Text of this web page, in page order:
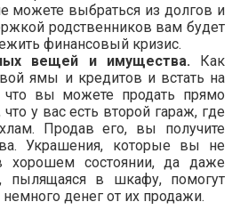
можете выбраться из долгов и
родственников вам будет
финансовый кризис.
вещей и имущества.Как
ямы и кредитов и встать на
что вы можете продать прямо
у вас есть второй гараж, где
Продав его, вы получите
Украшения, которые вы не
хорошем состоянии, да даже
пылящаяся в шкафу, помогут
денег от их продажи.